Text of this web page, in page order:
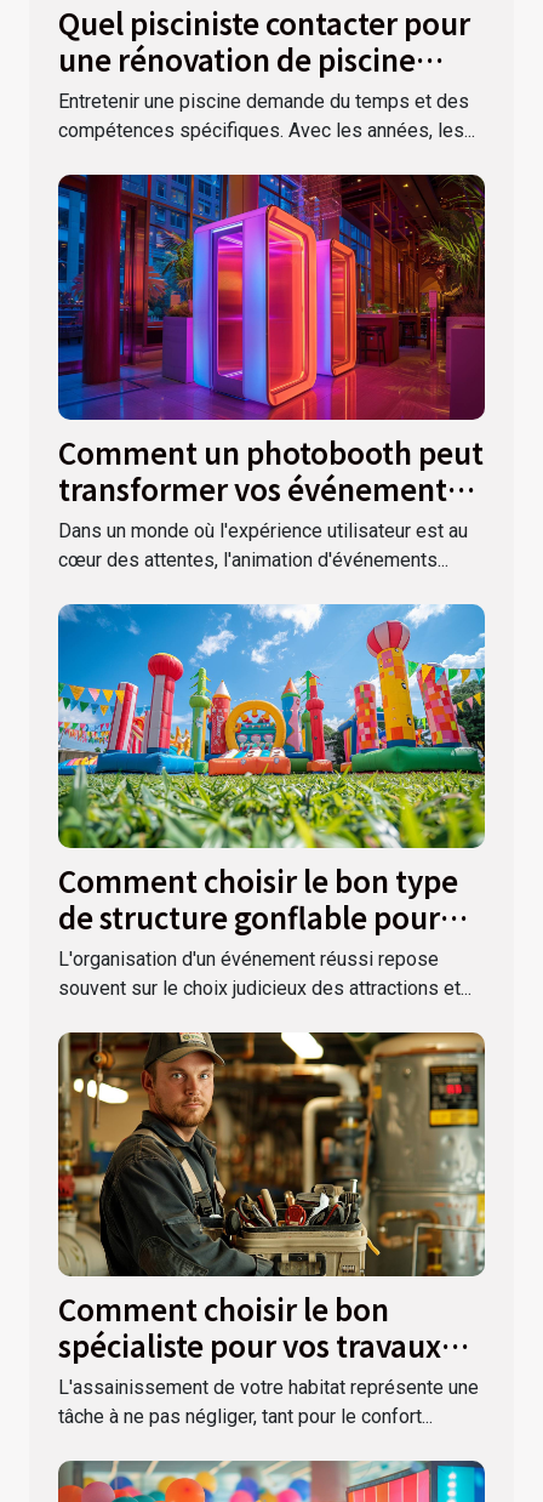
Quel pisciniste contacter pour
une rénovation de piscine
dans le Var ?
Entretenir une piscine demande du temps et des
compétences spécifiques. Avec les années, les...
Comment un photobooth peut
transformer vos événements
spéciaux
Dans un monde où l'expérience utilisateur est au
cœur des attentes, l'animation d'événements...
Comment choisir le bon type
de structure gonflable pour
votre événement ?
L'organisation d'un événement réussi repose
souvent sur le choix judicieux des attractions et...
Comment choisir le bon
spécialiste pour vos travaux
d'assainissement
L'assainissement de votre habitat représente une
tâche à ne pas négliger, tant pour le confort...